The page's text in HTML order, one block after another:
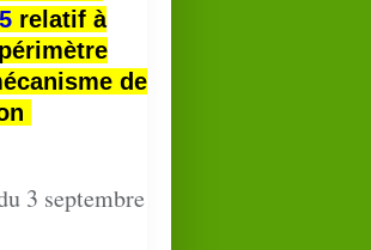
relatif à
de
3 septembre